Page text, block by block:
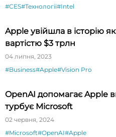
#CES#Технології#Intel
Apple увійшла в історію
вартістю $3 трлн
04 липня, 2023
#Business#Apple#Vision Pro
OpenAI допомагає Apple
турбує Microsoft
02 червня, 2024
#Microsoft#OpenAI#Apple